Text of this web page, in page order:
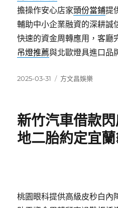
擔操作安心店家頭份當鋪提
輔助中小企業融資的深耕誠
快速的資金周轉應用，客廳
吊燈推薦與北歐燈具進口品
發
2025-03-31
分
方文昌娛樂
新竹汽車借款
地二胎約定宜
桃園眼科提供高級皮秒白